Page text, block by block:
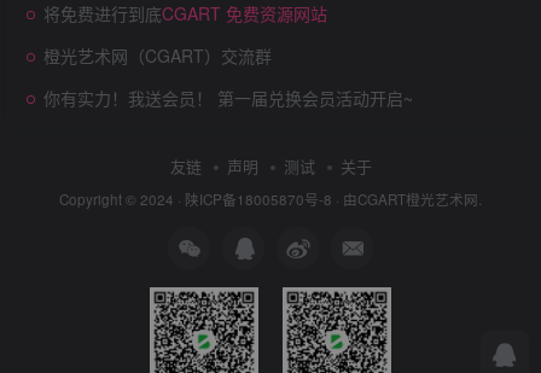
将免费进行到底CGART 免费资源网站
橙光艺术网（CGART）交流群
你有实力！我送会员！ 第一届兑换会员活动开启~
友链 声明 测试 关于
Copyright © 2024 · 陕ICP备18005870号-8 · 由CGART橙光艺术网.